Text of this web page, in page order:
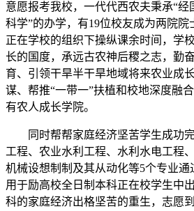
意愿报考我校，一代代西农夫秉承“经
科学”的办学，有19位校友成为两院
正在学校的组织下操纵课余时间，学
长的国度，承远古农神后稷之志，勤
育、引领干旱半干旱地域将来农业成
谋、帮推“一带一”扶植和校地深度融
有农人成长学院。
同时帮帮家庭经济坚苦学生成功完
工程、农业水利工程、水利水电工程
机械设想制制及其从动化等5个专业通
用于励高校全日制本科正在校学生中
科的家庭经济出格坚苦的重生，志愿